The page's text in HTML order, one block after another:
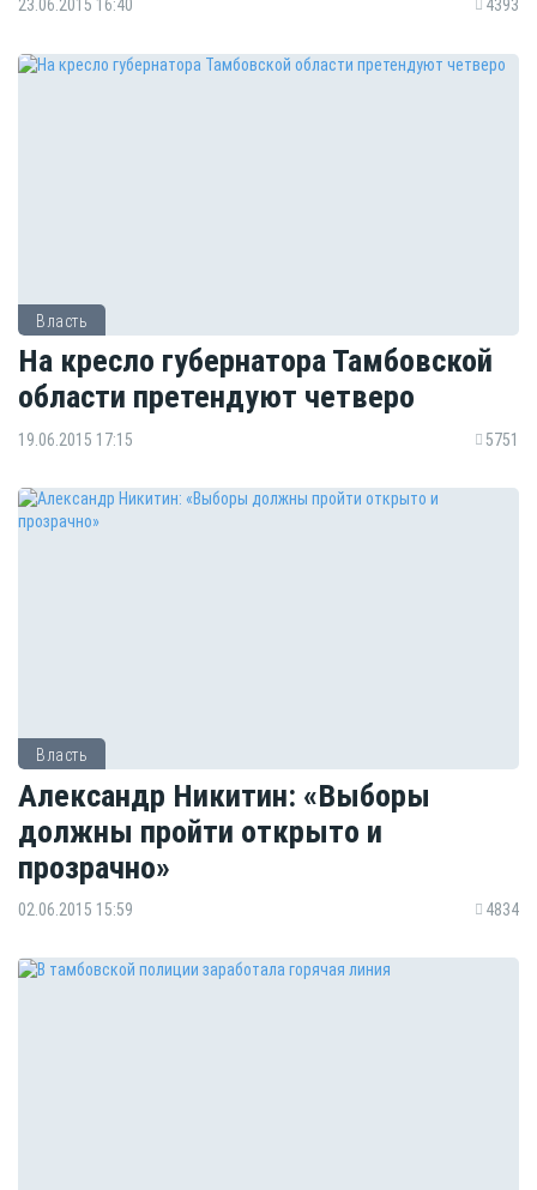
23.06.2015 16:40 4393
Власть
На кресло губернатора Тамбовской
области претендуют четверо
19.06.2015 17:15 5751
Власть
Александр Никитин: «Выборы
должны пройти открыто и
прозрачно»
02.06.2015 15:59 4834